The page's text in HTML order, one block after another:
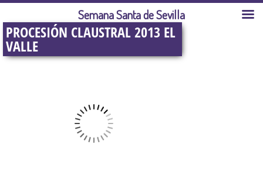
PROCESIÓN CLAUSTRAL 2013 EL
VALLE
Semana Santa de Sevilla